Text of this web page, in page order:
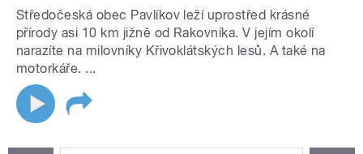
Středočeská obec Pavlíkov leží uprostřed krásné
přírody asi 10 km jižně od Rakovníka. V jejím okolí
narazíte na milovníky Křivoklátských lesů. A také na
motorkáře. ...